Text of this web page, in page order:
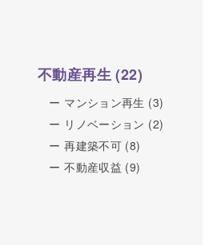
不動産再生(22)
マンション再生 (3)
リノベーション (2)
再建築不可 (8)
不動産収益 (9)